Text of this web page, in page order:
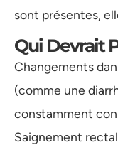
sont présentes,
Qui Devrait
Changements
(comme une
constamment
Saignement